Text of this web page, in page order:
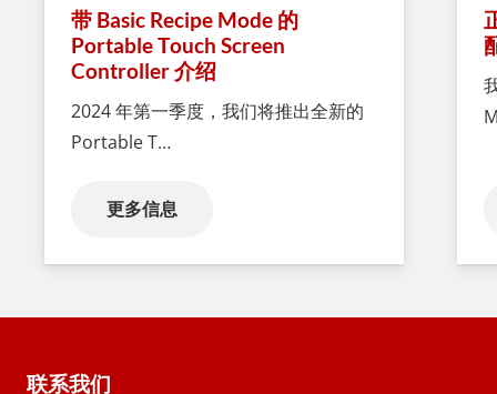
带 Basic Recipe Mode 的
Portable Touch Screen
Controller 介绍
2024 年第一季度，我们将推出全新的
Portable T…
更多信息
联系我们